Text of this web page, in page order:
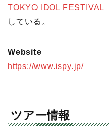
TOKYO IDOL FESTIVAL
している。
Website
https://www.ispy.jp/
ツアー情報